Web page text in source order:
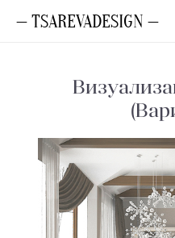
— TSAREVADESIGN —